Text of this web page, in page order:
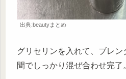
出典:beautyまとめ
グリセリンを入れて、ブレ
間でしっかり混ぜ合わせ完了